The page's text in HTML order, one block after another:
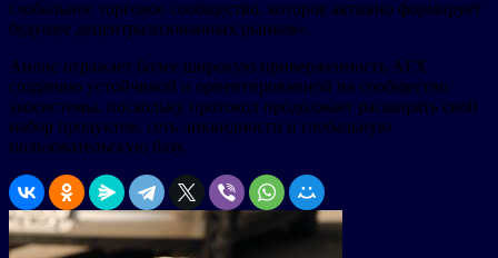
глобальное торговое сообщество, которое активно формирует
будущее децентрализованных рынков».
Анонс отражает более широкую приверженность AFX
созданию устойчивой и ориентированной на сообщество
экосистемы, поскольку протокол продолжает расширять свой
набор продуктов, сеть ликвидности и глобальную
пользовательскую базу.